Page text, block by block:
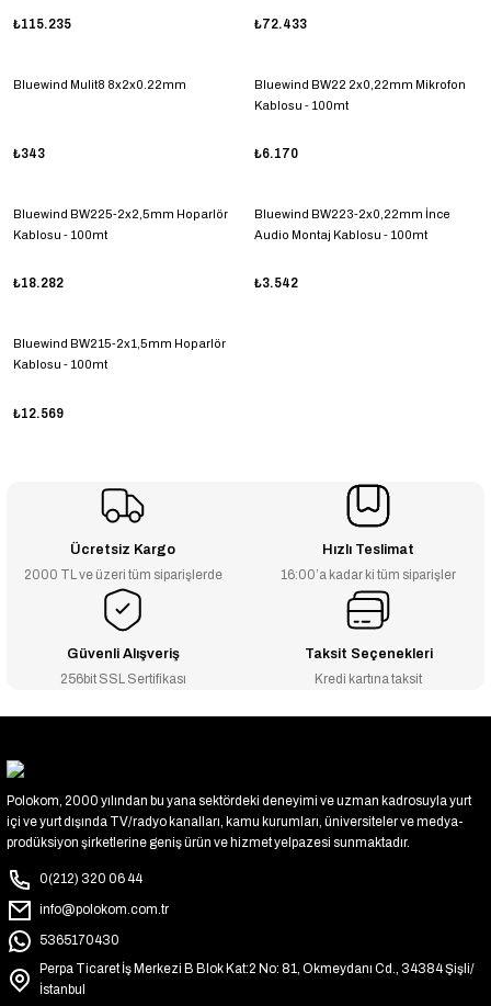
₺115.235 ₺72.433
Bluewind Mulit8 8x2x0.22mm
₺343
Bluewind BW22 2x0,22mm Mikrofon
Kablosu - 100mt
₺6.170
Bluewind BW225-2x2,5mm Hoparlör
Kablosu - 100mt
₺18.282
Bluewind BW223-2x0,22mm İnce
Audio Montaj Kablosu - 100mt
₺3.542
Bluewind BW215-2x1,5mm Hoparlör
Kablosu - 100mt
₺12.569
Ücretsiz Kargo
2000 TL ve üzeri tüm siparişlerde
Hızlı Teslimat
16:00’a kadar ki tüm siparişler
Güvenli Alışveriş
256bit SSL Sertifikası
Taksit Seçenekleri
Kredi kartına taksit
Polokom, 2000 yılından bu yana sektördeki deneyimi ve uzman kadrosuyla yurt
içi ve yurt dışında TV/radyo kanalları, kamu kurumları, üniversiteler ve medya-
prodüksiyon şirketlerine geniş ürün ve hizmet yelpazesi sunmaktadır.
0(212) 320 06 44
info@polokom.com.tr
5365170430
Perpa Ticaret İş Merkezi B Blok Kat:2 No: 81, Okmeydanı Cd., 34384 Şişli/
İstanbul